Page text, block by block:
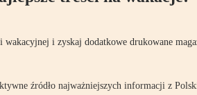
wakacyjnej i zyskaj dodatkowe drukowane
źródło najważniejszych informacji z